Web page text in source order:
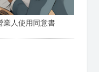
業人使用同意書